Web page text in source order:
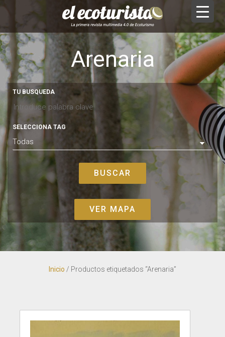
Arenaria
TU BUSQUEDA
SELECCIONA TAG
VER MAPA
Inicio / Productos etiquetados “Arenaria”